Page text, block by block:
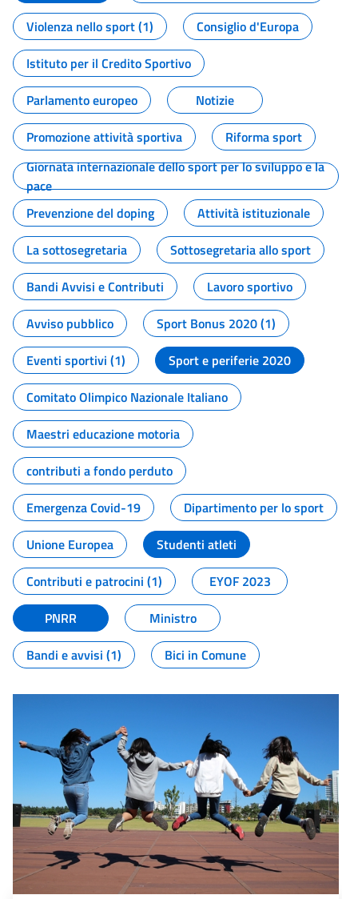
Violenza nello sport (1)
Consiglio d'Europa
Istituto per il Credito Sportivo
Parlamento europeo
Notizie
Promozione attività sportiva
Riforma sport
Giornata internazionale dello sport per lo sviluppo e la
pace
Prevenzione del doping
Attività istituzionale
La sottosegretaria
Sottosegretaria allo sport
Bandi Avvisi e Contributi
Lavoro sportivo
Avviso pubblico
Sport Bonus 2020 (1)
Eventi sportivi (1)
Sport e periferie 2020
Comitato Olimpico Nazionale Italiano
Maestri educazione motoria
contributi a fondo perduto
Emergenza Covid-19
Dipartimento per lo sport
Unione Europea
Studenti atleti
Contributi e patrocini (1)
EYOF 2023
PNRR
Ministro
Bandi e avvisi (1)
Bici in Comune